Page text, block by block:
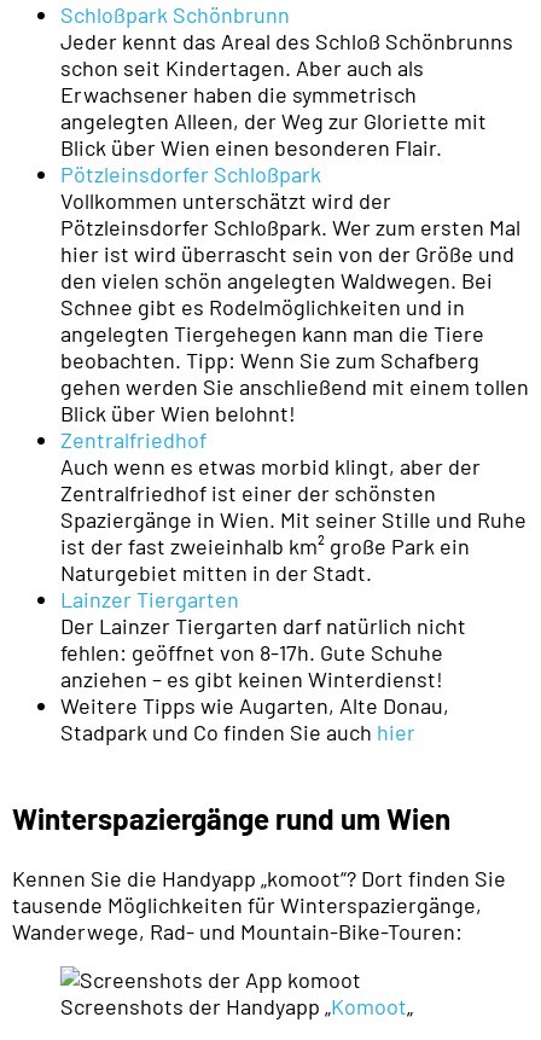
Schloßpark Schönbrunn
Jeder kennt das Areal des Schloß Schönbrunns
schon seit Kindertagen. Aber auch als
Erwachsener haben die symmetrisch
angelegten Alleen, der Weg zur Gloriette mit
Blick über Wien einen besonderen Flair.
Pötzleinsdorfer Schloßpark
Vollkommen unterschätzt wird der
Pötzleinsdorfer Schloßpark. Wer zum ersten Mal
hier ist wird überrascht sein von der Größe und
den vielen schön angelegten Waldwegen. Bei
Schnee gibt es Rodelmöglichkeiten und in
angelegten Tiergehegen kann man die Tiere
beobachten. Tipp: Wenn Sie zum Schafberg
gehen werden Sie anschließend mit einem tollen
Blick über Wien belohnt!
Zentralfriedhof
Auch wenn es etwas morbid klingt, aber der
Zentralfriedhof ist einer der schönsten
Spaziergänge in Wien. Mit seiner Stille und Ruhe
ist der fast zweieinhalb km² große Park ein
Naturgebiet mitten in der Stadt.
Lainzer Tiergarten
Der Lainzer Tiergarten darf natürlich nicht
fehlen: geöffnet von 8-17h. Gute Schuhe
anziehen – es gibt keinen Winterdienst!
Weitere Tipps wie Augarten, Alte Donau,
Stadpark und Co finden Sie auch hier
Winterspaziergänge rund um Wien
Kennen Sie die Handyapp „komoot“? Dort finden Sie
tausende Möglichkeiten für Winterspaziergänge,
Wanderwege, Rad- und Mountain-Bike-Touren:
Screenshots der Handyapp „Komoot„